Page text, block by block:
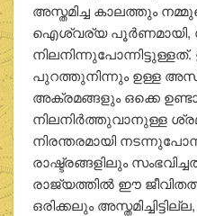
അസ്തമിച്ച കാലത്തും
ഐശ്വര്യ പൂര്‍ണമായി,
നിലനിന്നുപോന്നിട്ടുള്ളത്.
പുറത്തുനിന്നും ഉള്ള
അക്രമങ്ങളും ഒക്കെ
നിലനിര്‍ത്തുവാനുള്ള
നിരന്തരമായി
രാഷ്ട്രങ്ങളിലും
രാജ്യത്തില്‍ ഈ
ഒരിക്കലും